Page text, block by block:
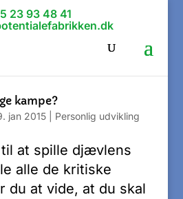
23 93 48 41
kampe?
jan 2015| Personlig udvikling
at spille djævlens
alle de kritiske
du at vide, at du skal